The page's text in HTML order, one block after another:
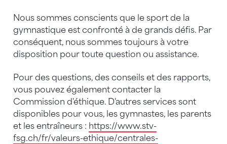
Nous sommes conscients que le sport de la
gymnastique est confronté à de grands défis. Par
conséquent, nous sommes toujours à votre
disposition pour toute question ou assistance.
Pour des questions, des conseils et des rapports,
vous pouvez également contacter la
Commission d'éthique. D'autres services sont
disponibles pour vous, les gymnastes, les parents
et les entraîneurs : https://www.stv-
fsg.ch/fr/valeurs-ethique/centrales-